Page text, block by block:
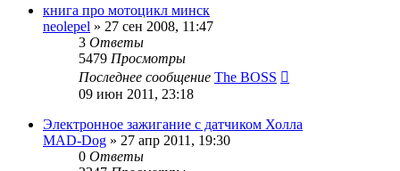
книга про мотоцикл минск
neolepel » 27 сен 2008, 11:47
3 Ответы
5479 Просмотры
Последнее сообщение The BOSS
09 июн 2011, 23:18
Электронное зажигание с датчиком Холла
MAD-Dog » 27 апр 2011, 19:30
0 Ответы